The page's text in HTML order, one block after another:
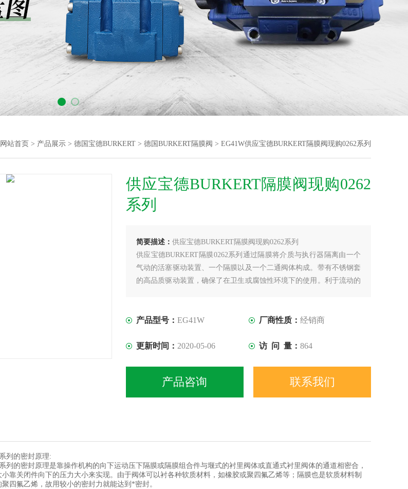
网站首页 > 产品展示 > 德国宝德BURKERT > 德国BURKERT隔膜阀 > EG41W供应宝德BURKERT隔膜阀现购0262系列
供应宝德BURKERT隔膜阀现购0262
系列
简要描述： 供应宝德BURKERT隔膜阀现购0262系列
供应宝德BURKERT隔膜0262系列通过隔膜将介质与执行器隔离由一个
气动的活塞驱动装置、一个隔膜以及一个二通阀体构成。带有不锈钢套
的高品质驱动装置，确保了在卫生或腐蚀性环境下的使用。利于流动的
产品型号： EG41W 厂商性质： 经销商
更新时间： 2020-05-06 访 问 量： 864
产品咨询 联系我们
列的密封原理:
列的密封原理是靠操作机构的向下运动压下隔膜或隔膜组合件与堰式的衬里阀体或直通式衬里阀体的通道相密合，
靠关闭件向下的压力大小来实现。由于阀体可以衬各种软质材料，如橡胶或聚四氟乙烯等；隔膜也是软质材料制
四氟乙烯，故用较小的密封力就能达到*密封。